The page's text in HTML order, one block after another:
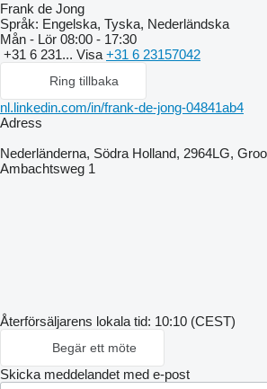
Frank de Jong
Språk: Engelska, Tyska, Nederländska
Mån - Lör 08:00 - 17:30
+31 6 231... Visa +31 6 23157042
Ring tillbaka
nl.linkedin.com/in/frank-de-jong-04841ab4
Adress
Nederländerna, Södra Holland, 2964LG,
Ambachtsweg 1
Återförsäljarens lokala tid: 10:10 (CEST)
Begär ett möte
Skicka meddelandet med e-post